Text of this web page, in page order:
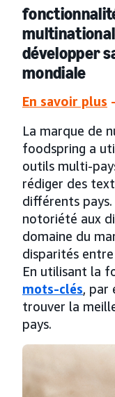
développer
mondiale
En savoir plus
La marque de
foodspring a
outils multi-
rédiger des
différents pays.
notoriété aux
domaine du
disparités
En utilisant la
mots-clés, par
trouver la
pays.